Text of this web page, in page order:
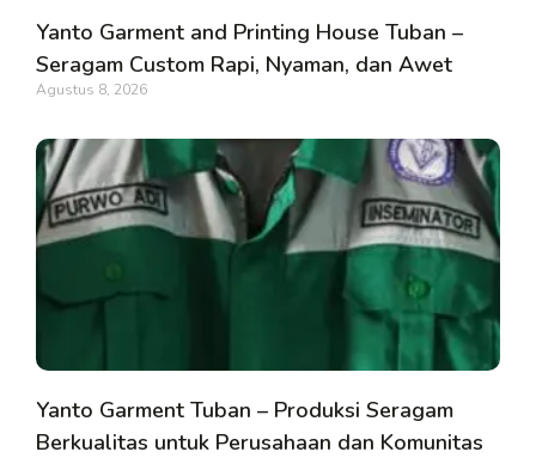
Yanto Garment and Printing House Tuban –
Seragam Custom Rapi, Nyaman, dan Awet
Agustus 8, 2026
Yanto Garment Tuban – Produksi Seragam
Berkualitas untuk Perusahaan dan Komunitas